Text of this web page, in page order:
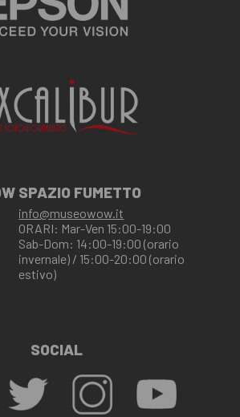
SPAZIO FUMETTO
info@museowow.it
ORARI: Mar-Ven 15:00-19:00
Sab-Dom: 14:00-19:00 (orario
invernale) / 15:00-20:00 (orario
estivo)
SOCIAL